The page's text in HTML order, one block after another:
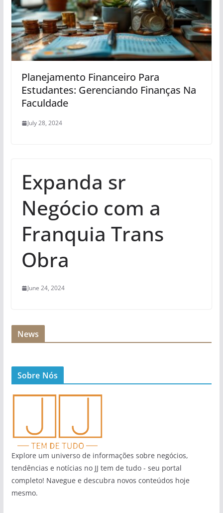
Planejamento Financeiro Para
Estudantes: Gerenciando Finanças Na
Faculdade
July 28, 2024
Expanda sr
Negócio com a
Franquia Trans
Obra
June 24, 2024
News
Sobre Nós
Explore um universo de informações sobre negócios,
tendências e notícias no JJ tem de tudo - seu portal
completo! Navegue e descubra novos conteúdos hoje
mesmo.